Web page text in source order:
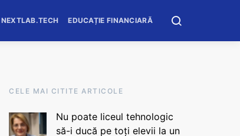
NEXTLAB.TECH EDUCAȚIE FINANCIARĂ
CELE MAI CITITE ARTICOLE
Nu poate liceul tehnologic
să-i ducă pe toți elevii la un